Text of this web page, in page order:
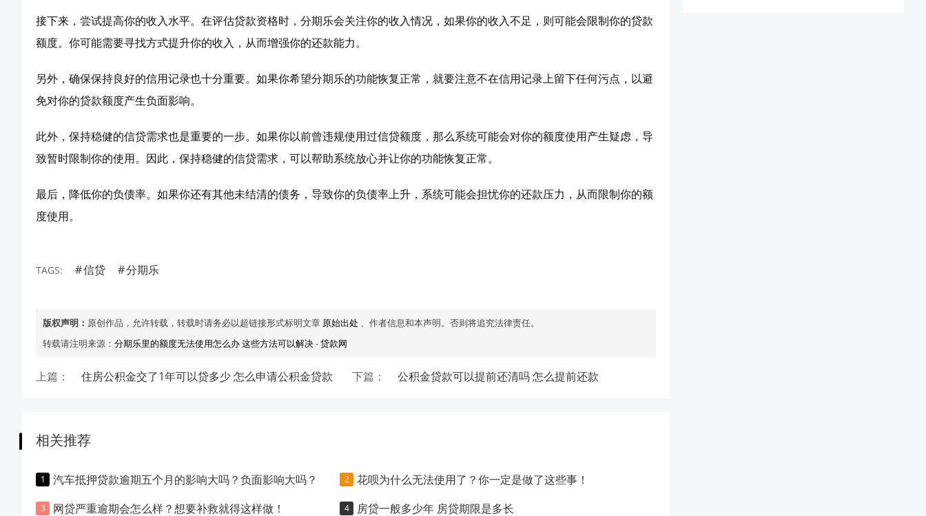
接下来，尝试提高你的收入水平。在评估贷款资格时，分期乐会关注你的收入情况，如果你的收入不足，则可能会限制你的贷款
额度。你可能需要寻找方式提升你的收入，从而增强你的还款能力。
另外，确保保持良好的信用记录也十分重要。如果你希望分期乐的功能恢复正常，就要注意不在信用记录上留下任何污点，以避
免对你的贷款额度产生负面影响。
此外，保持稳健的信贷需求也是重要的一步。如果你以前曾违规使用过信贷额度，那么系统可能会对你的额度使用产生疑虑，导
致暂时限制你的使用。因此，保持稳健的信贷需求，可以帮助系统放心并让你的功能恢复正常。
最后，降低你的负债率。如果你还有其他未结清的债务，导致你的负债率上升，系统可能会担忧你的还款压力，从而限制你的额
度使用。
TAGS: 信贷 分期乐
版权声明： 原创作品，允许转载，转载时请务必以超链接形式标明文章 原始出处 、作者信息和本声明。否则将追究法律责任。
转载请注明来源： 分期乐里的额度无法使用怎么办 这些方法可以解决-贷款网
上篇： 住房公积金交了1年可以贷多少 怎么申请公积金贷款 下篇： 公积金贷款可以提前还清吗 怎么提前还款
相关推荐
汽车抵押贷款逾期五个月的影响大吗？负面影响大吗？
花呗为什么无法使用了？你一定是做了这些事！
网贷严重逾期会怎么样？想要补救就得这样做！
房贷一般多少年 房贷期限是多长